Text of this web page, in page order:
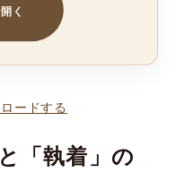
く
ードする
「執着」の